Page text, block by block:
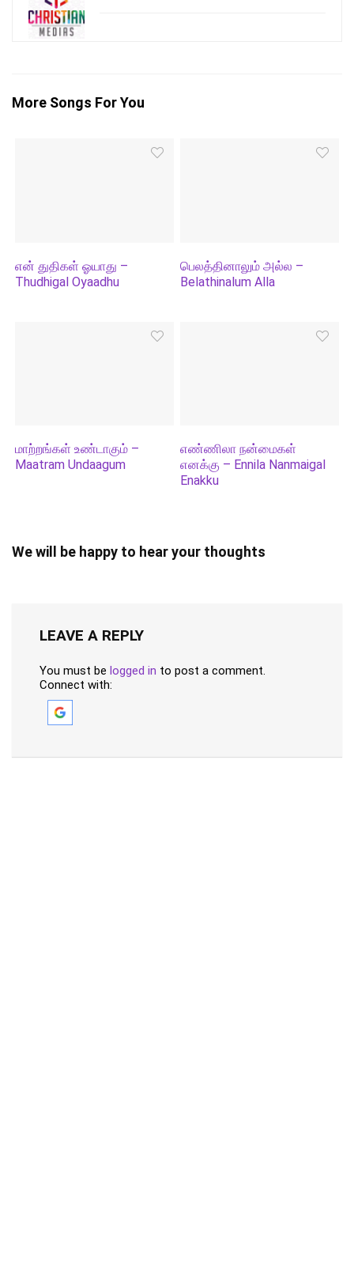
More Songs For You
என் துதிகள் ஓயாது –
Thudhigal Oyaadhu
பெலத்தினாலும் அல்ல –
Belathinalum Alla
மாற்றங்கள் உண்டாகும் –
Maatram Undaagum
எண்ணிலா நன்மைகள்
எனக்கு – Ennila Nanmaigal
Enakku
We will be happy to hear your thoughts
LEAVE A REPLY
You must be logged in to post a comment.
Connect with: